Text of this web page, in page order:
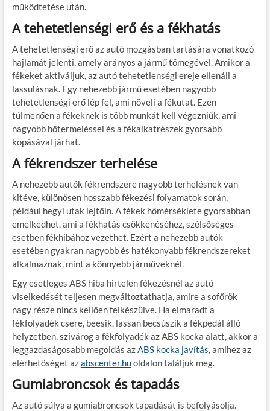
működtetése után.
A tehetetlenségi erő és a fékhatás
A tehetetlenségi erő az autó mozgásban tartására vonatkozó
hajlamát jelenti, amely arányos a jármű tömegével. Amikor a
fékeket aktiváljuk, az autó tehetetlenségi ereje ellenáll a
lassulásnak. Egy nehezebb jármű esetében nagyobb
tehetetlenségi erő lép fel, ami növeli a fékutat. Ezen
túlmenően a fékeknek is több munkát kell végezniük, ami
nagyobb hőtermeléssel és a fékalkatrészek gyorsabb
kopásával járhat.
A fékrendszer terhelése
A nehezebb autók fékrendszere nagyobb terhelésnek van
kitéve, különösen hosszabb fékezési folyamatok során,
például hegyi utak lejtőin. A fékek hőmérséklete gyorsabban
emelkedhet, ami a fékhatás csökkenéséhez, szélsőséges
esetben fékhibához vezethet. Ezért a nehezebb autók
esetében gyakran nagyobb és hatékonyabb fékrendszereket
alkalmaznak, mint a könnyebb járműveknél.
Egy esetleges ABS hiba hirtelen fékezésnél az autó
viselkedését teljesen megváltoztathatja, amire a sofőrök
nagy része nincs kellően felkészülve. Ha elmaradt a
fékfolyadék csere, beesik, lassan becsúszik a fékpedál álló
helyzetben, szivárog a fékfolyadék az ABS kocka alatt, akkor a
leggazdaságosabb megoldás azABS kocka javítás, amihez az
elérhetőséget azabscenter.huoldalon találjuk meg.
Gumiabroncsok és tapadás
Az autó súlya a gumiabroncsok tapadását is befolyásolja.